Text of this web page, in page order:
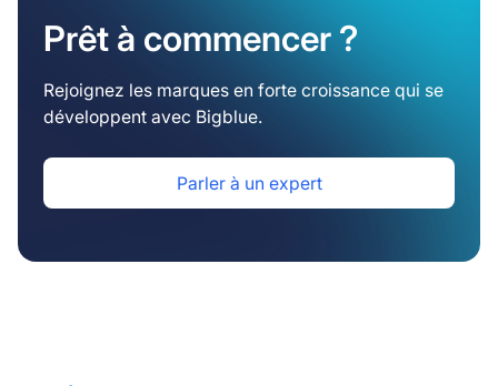
Prêt à commencer ?
Rejoignez les marques en forte croissance qui se
développent avec Bigblue.
Parler à un expert